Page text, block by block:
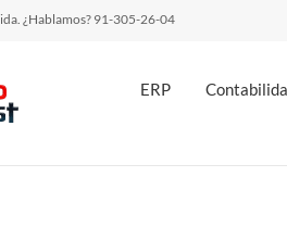
¿Hablamos? 91-305-26-04
ERP